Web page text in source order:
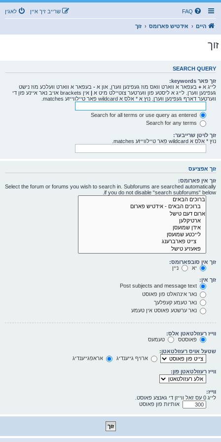
FAQ לאגין שרייב זיך איין
היים אידטיש פארומס זוך
זוך
SEARCH QUERY
זוך פאר keywords:
לייג א + בעפאר א ווארט וואס מוז געפינען ווערן, און א - בעפאר א ווארט וועלכע מוז נישט
געפינען ווערן. לייג א ליסטע פון ווערטער צוטיילט מיט א |
אין brackets אויב נאר איינע פון די
ווערטער דארף געפינען ווערן. נוץ א * אלס א wildcard פאר טיילווייזע matches.
זוך לויטן שרייבער:
נוץ * אלס א wildcard פאר טיילווייזע matches.
זוך אפציעס
זוך אין פארומס:
Select the forum or forums you wish to search in. Subforums are searched automatically
if you do not disable “search subforums“ below.
זוך אין סובפארומס:
יא
ניין
זוך אין:
נאר אינהאלט פון פאוסט
נאר טעמע קעפלעך
נאר ערשטע פאוסט אין טעמע
ווייז רעזולטאטן אלס:
פאוסטס
טעמעס
שטעל אויס רעזולטאטן:
ארויף גייענדיג
אראפגייענדיג
ווייז רעזולטאטן פון:
ווייז:
לייג 0 עס זאל ווייזן די גאנצע פאוסט.
אותיות פון פאוסט